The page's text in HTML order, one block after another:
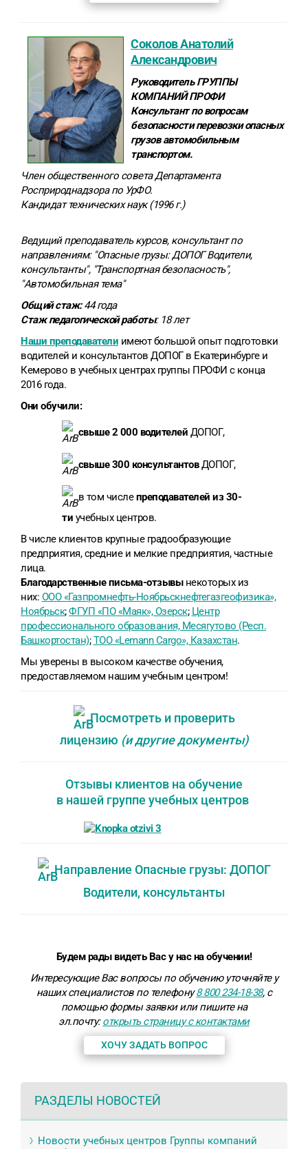
Соколов Анатолий
Александрович
Руководитель ГРУППЫ
КОМПАНИЙ ПРОФИ
Консультант по вопросам
безопасности перевозки опасных
грузов автомобильным
транспортом.
Член общественного совета Департамента
Росприроднадзора по УрФО.
Кандидат технических наук (1996 г.)
Ведущий преподаватель курсов, консультант по
направлениям: "Опасные грузы: ДОПОГ Водители,
консультанты", "Транспортная безопасность",
"Автомобильная тема"
Общий стаж:44 года
Стаж педагогической работы: 18 лет
Наши преподаватели имеют большой опыт подготовки
водителей и консультантов ДОПОГ в Екатеринбурге и
Кемерово в учебных центрах группы ПРОФИ с конца
2016 года.
Они обучили:
свыше 2 000 водителей ДОПОГ,
свыше300 консультантовДОПОГ,
в том числепреподавателей из30-
ти учебных центров.
В числе клиентов крупные градообразующие
предприятия, средние и мелкие предприятия, частные
лица.
Благодарственные письма-отзывынекоторых из
них: ООО «Газпромнефть-Ноябрьскнефтегазгеофизика»,
Ноябрьск;ФГУП «ПО «Маяк», Озерск; Центр
профессионального образования, Месягутово (Респ.
Башкортостан);TOO «Lemann Cargo», Казахстан.
Мы уверены в высоком качестве обучения,
предоставляемом нашим учебным центром!
Посмотреть и проверить
лицензию (и другие документы)
Отзывы клиентов на обучение
в нашей группе учебных центров
Направление Опасные грузы: ДОПОГ
Водители, консультанты
Будем рады видеть Вас у нас на обучении!
Интересующие Вас вопросы по обучению уточняйте у
наших специалистов по телефону8 800 234-18-38, с
помощью формы заявки или пишите на
эл.почту:открыть страницу с контактами
ХОЧУ ЗАДАТЬ ВОПРОС
РАЗДЕЛЫ НОВОСТЕЙ
Новости учебных центров Группы компаний